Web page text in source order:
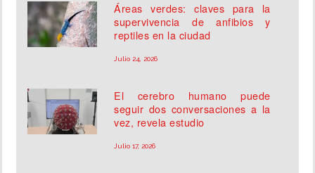
Áreas verdes: claves para la
supervivencia de anfibios y
reptiles en la ciudad
Julio 24, 2026
El cerebro humano puede
seguir dos conversaciones a la
vez, revela estudio
Julio 17, 2026